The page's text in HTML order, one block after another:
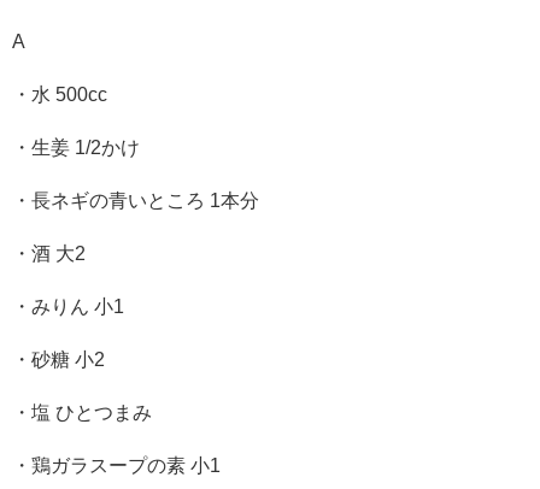
A
・水 500cc
・生姜 1/2かけ
・長ネギの青いところ 1本分
・酒 大2
・みりん 小1
・砂糖 小2
・塩 ひとつまみ
・鶏ガラスープの素 小1